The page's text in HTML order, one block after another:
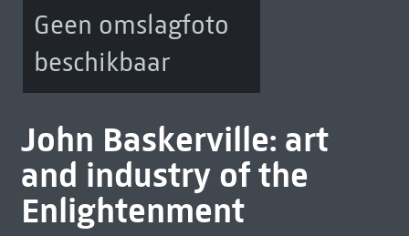
Geen omslagfoto
beschikbaar
John Baskerville: art
and industry of the
Enlightenment